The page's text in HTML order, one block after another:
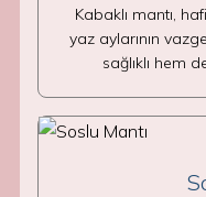
Kabaklı mantı,
yaz aylarının
sağlıklı hem